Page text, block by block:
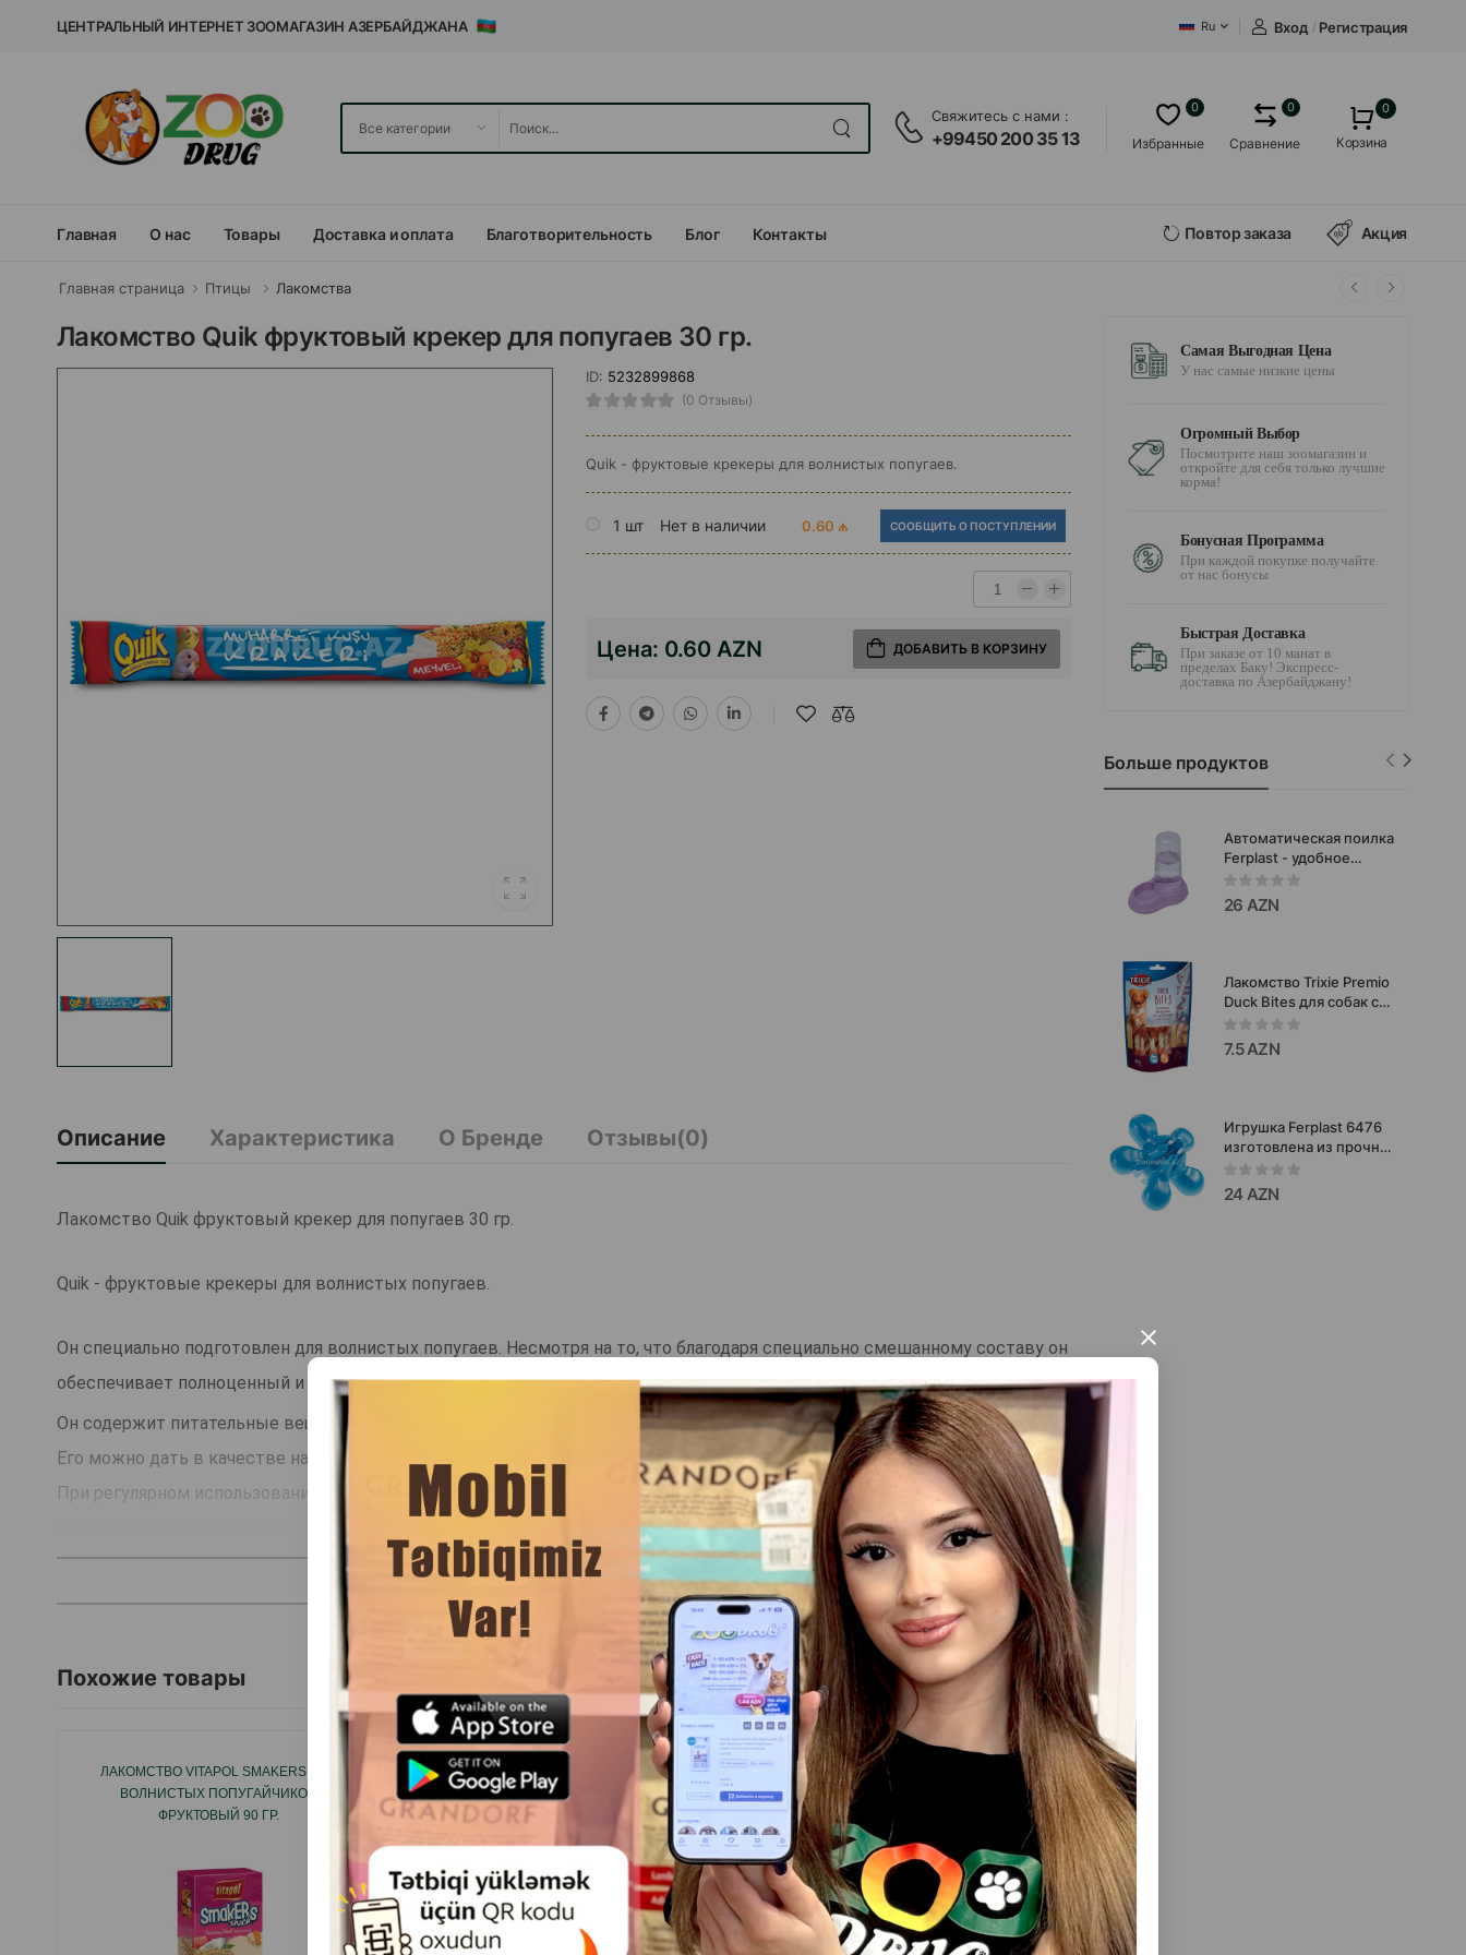
×
ЦЕНТРАЛЬНЫЙ ИНТЕРНЕТ ЗООМАГАЗИН АЗЕРБАЙДЖАНА Ru Вход / Регистрация
Свяжитесь с нами :
+99450 200 35 13 Избранные
0
Сравнение
0 0
Корзина
Главная О нас Товары Доставка и оплата Благотворительность Блог Контакты Повтор заказа Акция
Главная страница Птицы Лакомства
Лакомство Quik фруктовый крекер для попугаев 30 гр.
ID: 5232899868
(0 Отзывы)
Quik - фруктовые крекеры для волнистых попугаев.
1 шт Нет в наличии 0.60 ₼ СООБЩИТЬ О ПОСТУПЛЕНИИ
Цена: 0.60 AZN ДОБАВИТЬ В КОРЗИНУ
Описание Характеристика О Бренде Отзывы(0)
Лакомство Quik фруктовый крекер для попугаев 30 гр.
Quik - фруктовые крекеры для волнистых попугаев.
Он специально подготовлен для волнистых попугаев. Несмотря на то, что благодаря специально смешанному составу он
обеспечивает полноценный и питательный вид, он также полностью обеспечен витаминами и минералами.
Он содержит питательные вещества, в которых наши друзья нуждаются в полной и сбалансированной форме.
Его можно дать в качестве награды.
При регулярном использовании он способствует формированию у птиц здоровой структуры клюва, а также
ЧИТАТЬ ДАЛЬШЕ
Похожие товары Смотреть Все
ЛАКОМСТВО VITAPOL SMAKERS ДЛЯ
ВОЛНИСТЫХ ПОПУГАЙЧИКОВ
ФРУКТОВЫЙ 90 ГР.
ЛАКОМСТВО VITAPOL SMAKERS ДЛЯ
ПОПУГАЕВ КОРЕЛЛА ОРЕХОВЫЙ 90 ГР.
МИНЕРАЛЬНЫЙ КАМЕНЬ VITAPOL
WAPIENKO MINERAL BLOCK С ЯБЛОКОМ
ДЛЯ ДЕКОРАТИВНЫХ ПТИЦ 35Г.#2055
ЛАКОМСТВА VITAPOL SMAKERS SNACK
Самая Выгодная Цена
У нас самые низкие цены
Огромный Выбор
Посмотрите наш зоомагазин и
откройте для себя только лучшие
корма!
Бонусная Программа
При каждой покупке получайте
от нас бонусы
Быстрая Доставка
При заказе от 10 манат в
пределах Баку! Экспресс-
доставка по Азербайджану!
Больше продуктов
Автоматическая поилка
Ferplast - удобное
решение для
постоянного доступа
питомца к свежей
26 AZN
Лакомство Trixie Premio
Duck Bites для собак со
вкусом утки 80 гр.
7.5 AZN
Игрушка Ferplast 6476
изготовлена из прочной
резины и может
служить фиксатором
для других
24 AZN